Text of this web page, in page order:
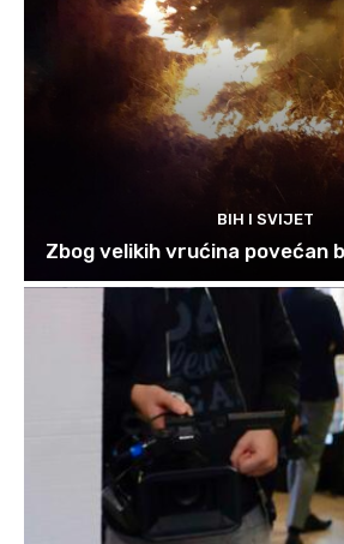
BIH I SVIJET
Zbog velikih vrućina povećan